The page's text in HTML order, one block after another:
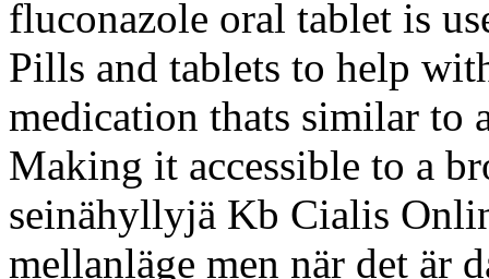
fluconazole oral tablet is
Pills and tablets to help
medication thats similar to
Making it accessible to a
seinähyllyjä Kb Cialis
mellanläge men när det är